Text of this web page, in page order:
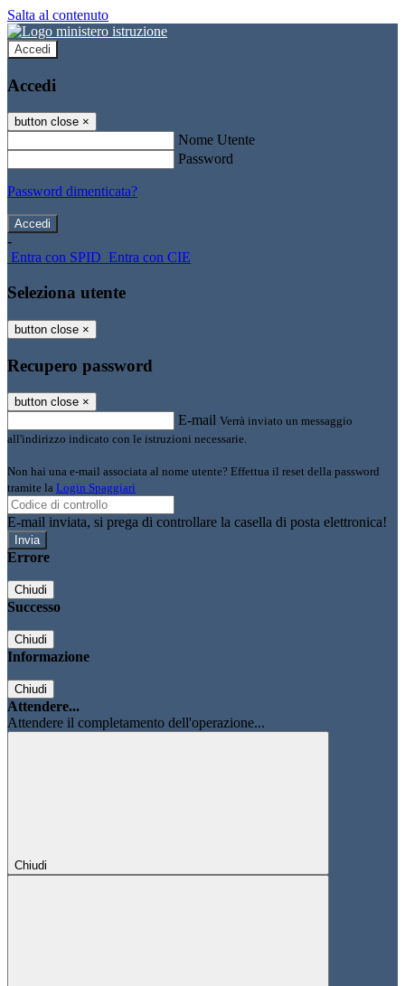
Salta al contenuto
Accedi
Accedi
button close ×
Nome Utente
Password
Password dimenticata?
-
Entra con SPID Entra con CIE
Seleziona utente
button close ×
Recupero password
button close ×
E-mail Verrà inviato un messaggio
all'indirizzo indicato con le istruzioni necessarie.
Non hai una e-mail associata al nome utente? Effettua il reset della password
tramite la Login Spaggiari
E-mail inviata, si prega di controllare la casella di posta elettronica!
Errore
Chiudi
Successo
Chiudi
Informazione
Chiudi
Attendere...
Attendere il completamento dell'operazione...
Chiudi